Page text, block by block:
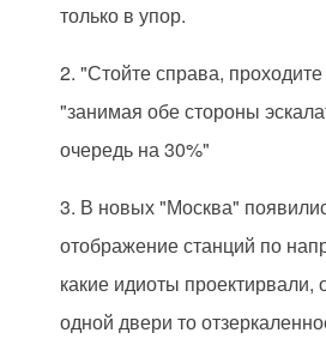
только в упор.
2. "Стойте справа,
"занимая обе стороны
очередь на 30%"
3. В новых "Москва"
отображение станций по
какие идиоты проектирвали,
одной двери то